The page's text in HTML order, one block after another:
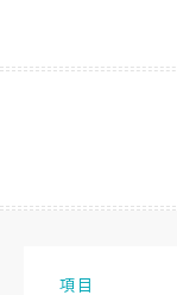
主
項目